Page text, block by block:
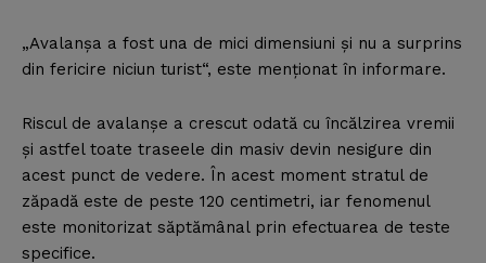
„Avalanşa a fost una de mici dimensiuni şi nu a surprins
din fericire niciun turist“, este menţionat în informare.
Riscul de avalanşe a crescut odată cu încălzirea vremii
şi astfel toate traseele din masiv devin nesigure din
acest punct de vedere. În acest moment stratul de
zăpadă este de peste 120 centimetri, iar fenomenul
este monitorizat săptămânal prin efectuarea de teste
specifice.